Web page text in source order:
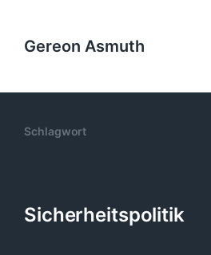
Gereon Asmuth
Schlagwort
Sicherheitspolitik